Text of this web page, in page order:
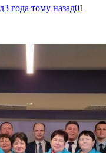
3 года тому назад01